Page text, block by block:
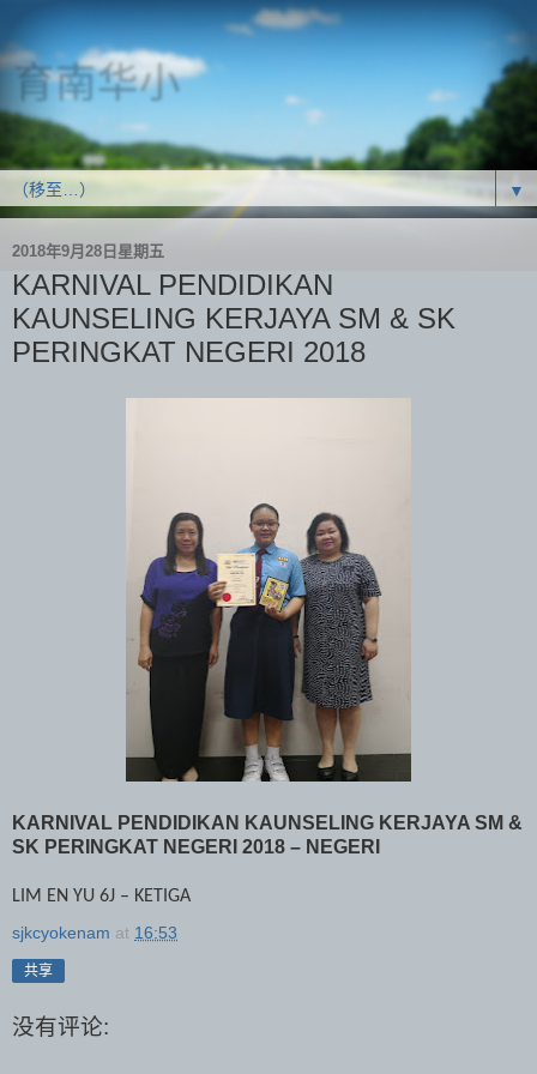
育南华小
SJK(C) Yoke Nam
▼
2018年9月28日星期五
KARNIVAL PENDIDIKAN
KAUNSELING KERJAYA SM & SK
PERINGKAT NEGERI 2018
KARNIVAL PENDIDIKAN KAUNSELING KERJAYA SM &
SK PERINGKAT NEGERI 2018 – NEGERI
LIM EN YU 6J – KETIGA
sjkcyokenam at 16:53
共享
没有评论: